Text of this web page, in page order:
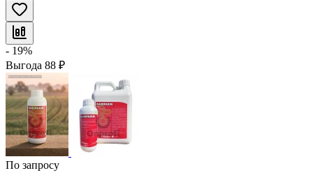
- 19%
Выгода 88 ₽
По запросу